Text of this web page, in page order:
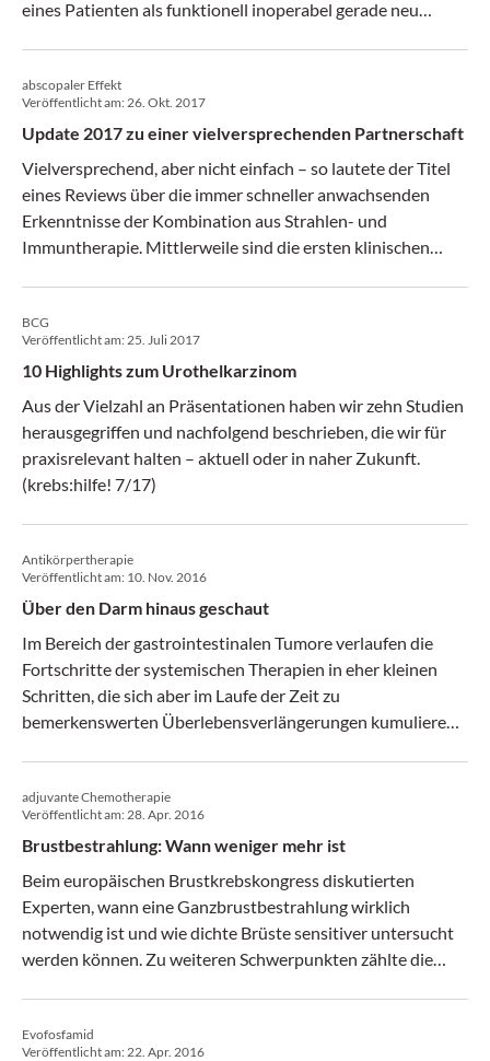
eines Patienten als funktionell inoperabel gerade neu
abscopaler Effekt
Veröffentlicht am:26. Okt. 2017
Update 2017 zu einer vielversprechenden Partnerschaft
Vielversprechend, aber nicht einfach – so lautete der Titel
eines Reviews über die immer schneller anwachsenden
Erkenntnisse der Kombination aus Strahlen- und
Immuntherapie. Mittlerweile sind die ersten klinischen
untersucht zu werden. (krebs:hilfe! 10/17)
BCG
Veröffentlicht am:25. Juli 2017
10 Highlights zum Urothelkarzinom
Aus der Vielzahl an Präsentationen haben wir zehn Studien
herausgegriffen und nachfolgend beschrieben, die wir für
praxisrelevant halten – aktuell oder in naher Zukunft.
(krebs:hilfe! 7/17)
Antikörpertherapie
Veröffentlicht am: 10. Nov. 2016
Über den Darm hinaus geschaut
Im Bereich der gastrointestinalen Tumore verlaufen die
Fortschritte der systemischen Therapien in eher kleinen
Schritten, die sich aber im Laufe der Zeit zu
bemerkenswerten Überlebensverlängerungen kumulieren.
(krebs:hilfe! 8-9/16)
adjuvante Chemotherapie
Veröffentlicht am:28. Apr. 2016
Brustbestrahlung: Wann weniger mehr ist
Beim europäischen Brustkrebskongress diskutierten
Experten, wann eine Ganzbrustbestrahlung wirklich
notwendig ist und wie dichte Brüste sensitiver untersucht
werden können. Zu weiteren Schwerpunkten zählte die
Evofosfamid
Veröffentlicht am:22. Apr. 2016